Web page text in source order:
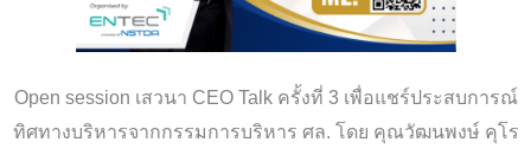
Open session เสวนา CEO Talk ครั้งที่ 3 เพื่อแชร์ประสบการณ์
ทิศทางบริหารจากกรรมการบริหาร ศล. โดย คุณวัฒนพงษ์ คุโร